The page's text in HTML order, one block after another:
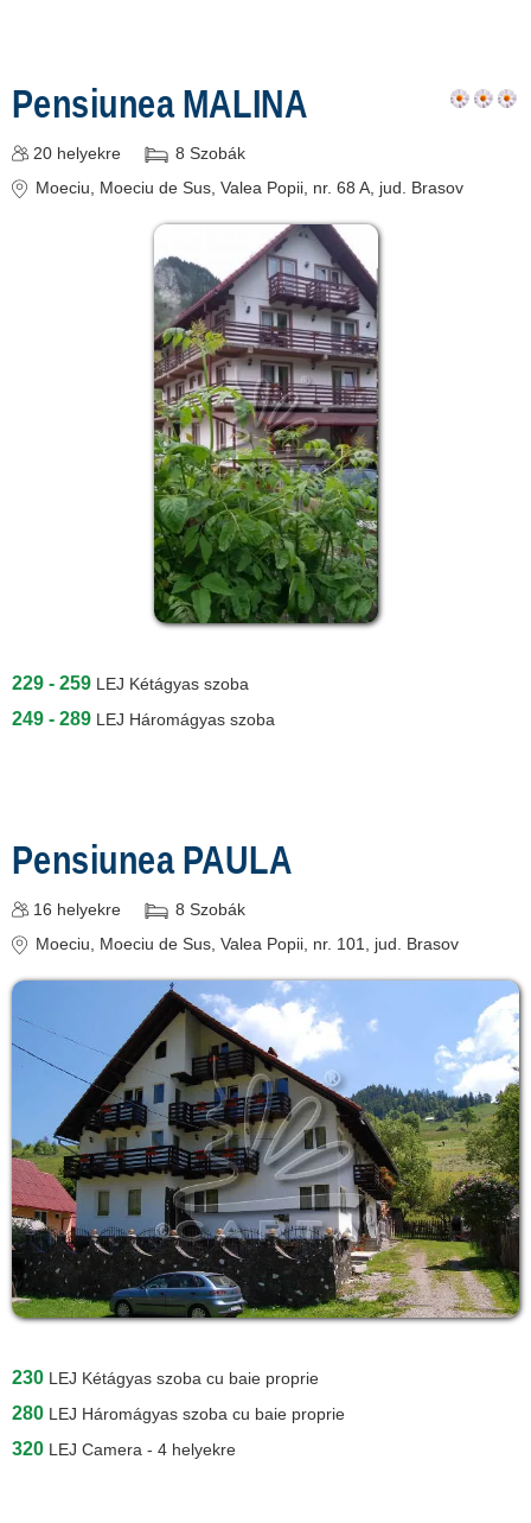
Pensiunea MALINA
20 helyekre 8 Szobák
Moeciu, Moeciu de Sus, Valea Popii, nr. 68 A, jud. Brasov
229 - 259 LEJ Kétágyas szoba
249 - 289 LEJ Háromágyas szoba
Pensiunea PAULA
16 helyekre 8 Szobák
Moeciu, Moeciu de Sus, Valea Popii, nr. 101, jud. Brasov
230 LEJ Kétágyas szoba cu baie proprie
280 LEJ Háromágyas szoba cu baie proprie
320 LEJ Camera - 4 helyekre